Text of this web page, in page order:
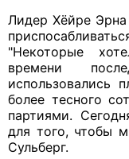
Лидер Хёйре
"Некоторые
времени
использовались
более тесного
партиями.
для того, чтобы
Сульберг.